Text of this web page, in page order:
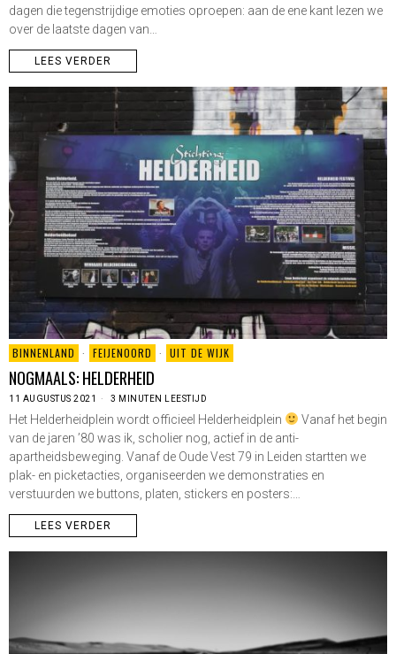
dagen die tegenstrijdige emoties oproepen: aan de ene kant lezen we
over de laatste dagen van…
LEES VERDER
BINNENLAND · FEIJENOORD · UIT DE WIJK
NOGMAALS: HELDERHEID
11 AUGUSTUS 2021 3 MINUTEN LEESTIJD
Het Helderheidplein wordt officieel Helderheidplein
Vanaf het begin
van de jaren ’80 was ik, scholier nog, actief in de anti-
apartheidsbeweging. Vanaf de Oude Vest 79 in Leiden startten we
plak- en picketacties, organiseerden we demonstraties en
verstuurden we buttons, platen, stickers en posters:…
LEES VERDER